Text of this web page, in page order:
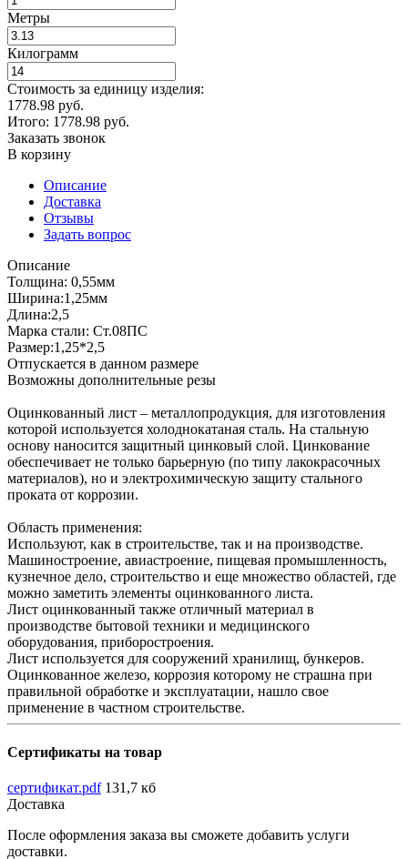
Метры
Килограмм
Стоимость за единицу изделия:
1778.98 руб.
Итого: 1778.98 руб.
Заказать звонок
В корзину
Описание
Доставка
Отзывы
Задать вопрос
Описание
Толщина: 0,55мм
Ширина:1,25мм
Длина:2,5
Марка стали: Ст.08ПС
Размер:1,25*2,5
Отпускается в данном размере
Возможны дополнительные резы
Оцинкованный лист – металлопродукция, для изготовления
которой используется холоднокатаная сталь. На стальную
основу наносится защитный цинковый слой. Цинкование
обеспечивает не только барьерную (по типу лакокрасочных
материалов), но и электрохимическую защиту стального
проката от коррозии.
Область применения:
Используют, как в строительстве, так и на производстве.
Машиностроение, авиастроение, пищевая промышленность,
кузнечное дело, строительство и еще множество областей, где
можно заметить элементы оцинкованного листа.
Лист оцинкованный также отличный материал в
производстве бытовой техники и медицинского
оборудования, приборостроения.
Лист используется для сооружений хранилищ, бункеров.
Оцинкованное железо, коррозия которому не страшна при
правильной обработке и эксплуатации, нашло свое
применение в частном строительстве.
Сертификаты на товар
сертификат.pdf 131,7 кб
Доставка
После оформления заказа вы сможете добавить услуги
доставки.